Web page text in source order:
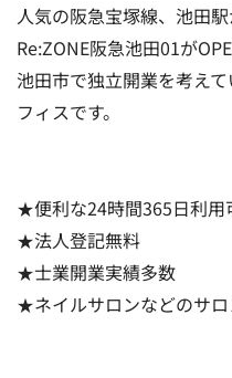
人気の阪急宝塚線、池田
Re:ZONE阪急池田01が
池田市で独立開業を考え
フィスです。
★便利な24時間365日利用
★法人登記無料
★士業開業実績多数
★ネイルサロンなどのサ